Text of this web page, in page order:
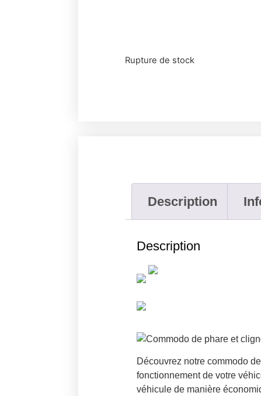
Rupture de stock
Description
Description
Découvrez notre commodo
fonctionnement de votre
véhicule de manière